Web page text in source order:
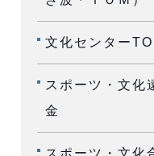
文化センター
スポーツ・文化
金